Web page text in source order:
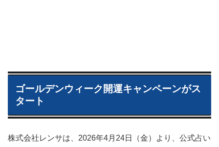
ゴールデンウィーク開運キャンペーンがス
タート
株式会社レンサは、2026年4月24日（金）より、公式占い